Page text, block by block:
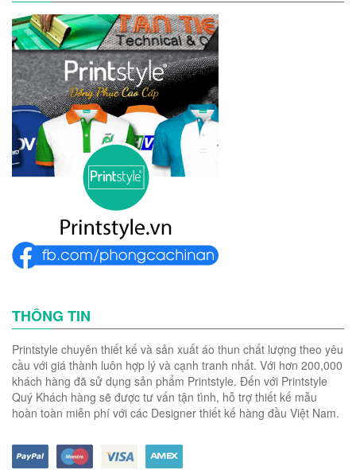
THÔNG TIN
Printstyle chuyên thiết kế và sản xuất áo thun chất lượng theo yêu
cầu với giá thành luôn hợp lý và cạnh tranh nhất. Với hơn 200,000
khách hàng đã sử dụng sản phẩm Printstyle. Đến với Printstyle
Quý Khách hàng sẽ được tư vấn tận tình, hỗ trợ thiết kế mẫu
hoàn toàn miễn phí với các Designer thiết kế hàng đầu Việt Nam.